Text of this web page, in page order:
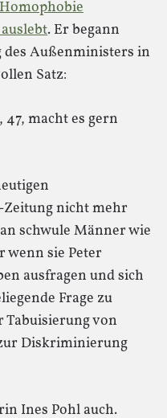
. Er begann
des Außenministers in
Satz:
47, macht es gern
Zeitung nicht mehr
schwule Männer wie
wenn sie Peter
ausfragen und sich
Frage zu
Tabuisierung von
Diskriminierung
Ines Pohl auch.